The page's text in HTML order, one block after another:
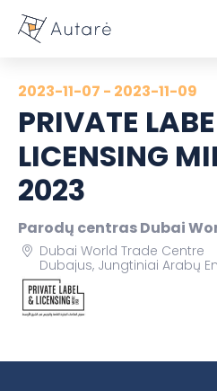
2023-11-07 - 2023-11-09
PRIVATE
LICENSING
2023
Parodų centras Dubai
Dubai World Trade Centre
Dubajus, Jungtiniai Arabų